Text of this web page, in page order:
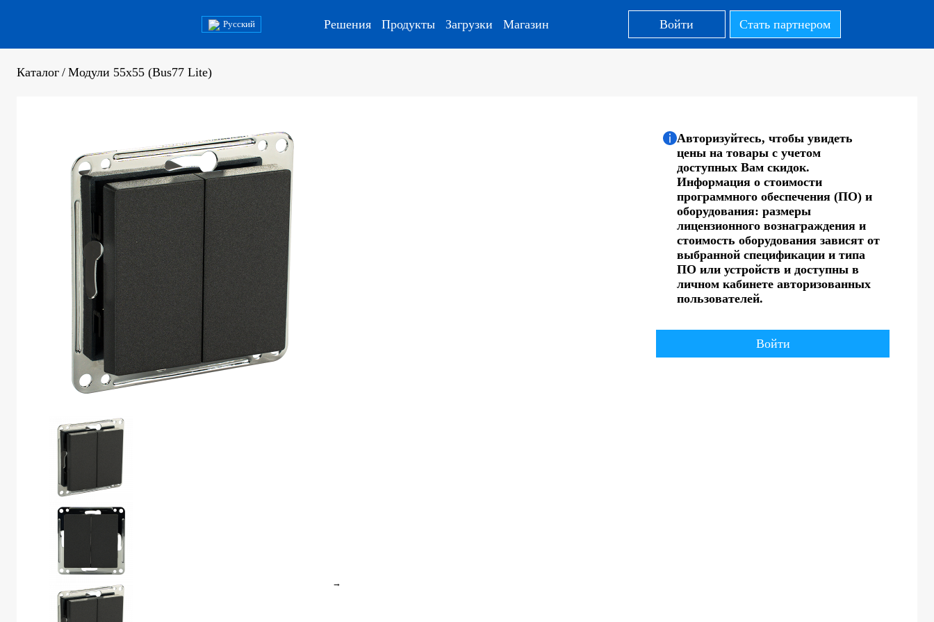
Русский Решения Продукты Загрузки Магазин Войти Стать партнером
Каталог / Модули 55x55 (Bus77 Lite)
→
Авторизуйтесь, чтобы увидеть
цены на товары с учетом
доступных Вам скидок.
Информация о стоимости
программного обеспечения (ПО) и
оборудования: размеры
лицензионного вознаграждения и
стоимость оборудования зависят от
выбранной спецификации и типа
ПО или устройств и доступны в
личном кабинете авторизованных
пользователей.
Войти